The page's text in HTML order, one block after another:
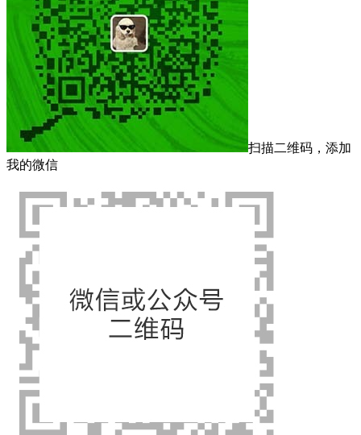
扫描二维码，添加
我的微信